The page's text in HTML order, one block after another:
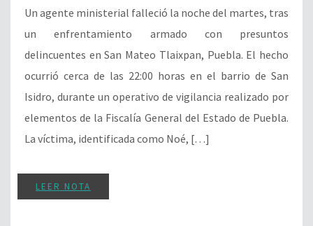
Un agente ministerial falleció la noche del martes, tras
un enfrentamiento armado con presuntos
delincuentes en San Mateo Tlaixpan, Puebla. El hecho
ocurrió cerca de las 22:00 horas en el barrio de San
Isidro, durante un operativo de vigilancia realizado por
elementos de la Fiscalía General del Estado de Puebla.
La víctima, identificada como Noé, […]
LEER NOTA